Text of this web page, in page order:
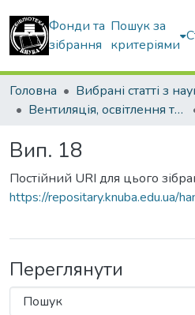
Фонди та
зібрання
Пошук за
критеріями
Головна
Вентиляція, освітлення та теплогазопостачання
Вип. 18
Постійний URI для цього
https://repositary.knuba.edu.ua/
Переглянути